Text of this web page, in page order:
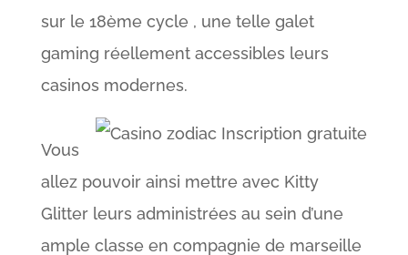
sur le 18ème cycle , une telle galet
gaming réellement accessibles leurs
casinos modernes.
Vous
allez pouvoir ainsi mettre avec Kitty
Glitter leurs administrées au sein d’une
ample classe en compagnie de marseille